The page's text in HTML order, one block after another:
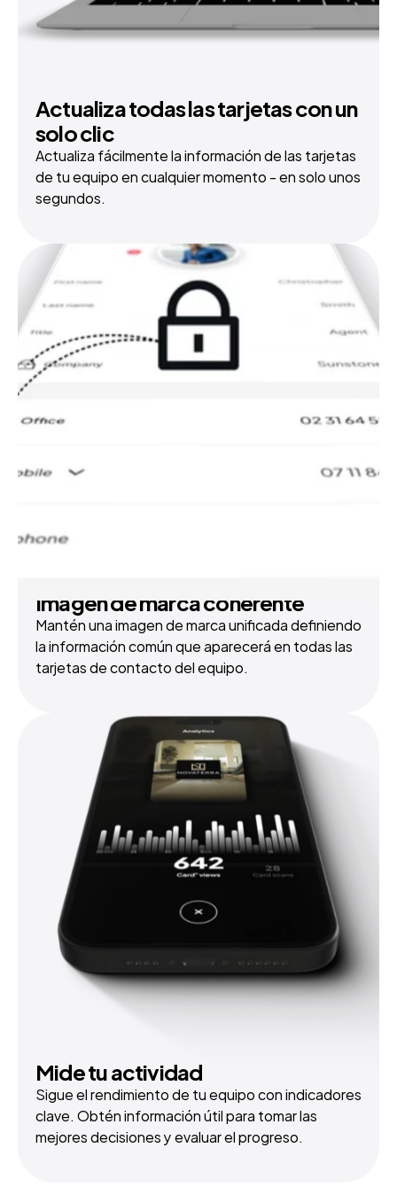
Actualiza todas las tarjetas con un
solo clic
Actualiza fácilmente la información de las tarjetas
de tu equipo en cualquier momento - en solo unos
segundos.
Imagen de marca coherente
Mantén una imagen de marca unificada definiendo
la información común que aparecerá en todas las
tarjetas de contacto del equipo.
Mide tu actividad
Sigue el rendimiento de tu equipo con indicadores
clave. Obtén información útil para tomar las
mejores decisiones y evaluar el progreso.